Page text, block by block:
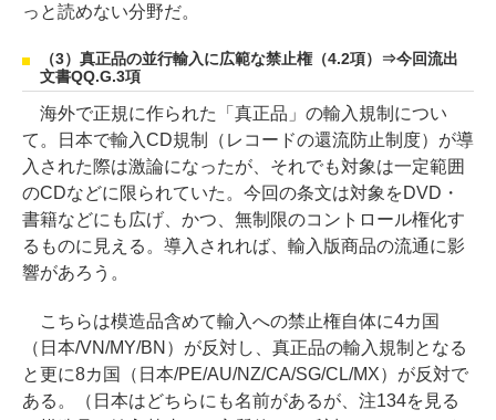
っと読めない分野だ。
（3）真正品の並行輸入に広範な禁止権（4.2項）⇒今回流出
文書QQ.G.3項
海外で正規に作られた「真正品」の輸入規制につい
て。日本で輸入CD規制（レコードの還流防止制度）が導
入された際は激論になったが、それでも対象は一定範囲
のCDなどに限られていた。今回の条文は対象をDVD・
書籍などにも広げ、かつ、無制限のコントロール権化す
るものに見える。導入されれば、輸入版商品の流通に影
響があろう。
こちらは模造品含めて輸入への禁止権自体に4カ国
（日本/VN/MY/BN）が反対し、真正品の輸入規制となる
と更に8カ国（日本/PE/AU/NZ/CA/SG/CL/MX）が反対で
ある。（日本はどちらにも名前があるが、注134を見る